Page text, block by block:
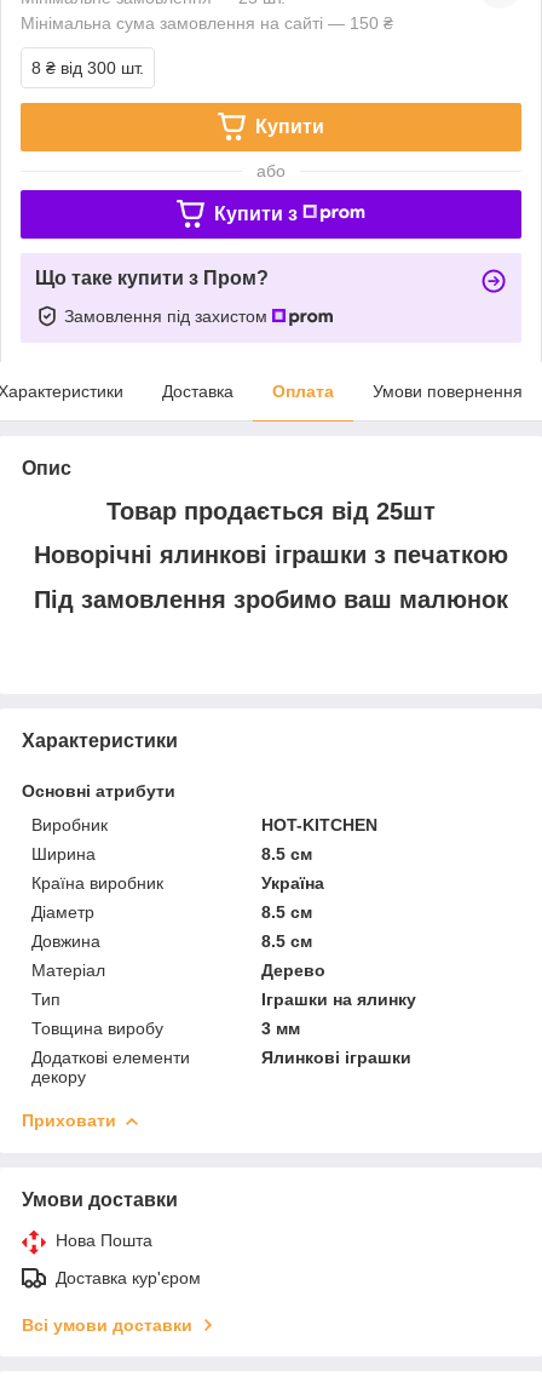
Мінімальна сума замовлення на сайті — 150 ₴
8 ₴ від 300 шт.
Купити
або
Купити з
Що таке купити з Пром?
Замовлення під захистом
Доставка Оплата Умови повернення
Опис
Товар продається від 25шт
Новорічні ялинкові іграшки з печаткою
Під замовлення зробимо ваш малюнок
Характеристики
Основні атрибути
Виробник
HOT-KITCHEN
Ширина
8.5 см
Країна виробник
Україна
Діаметр
8.5 см
Довжина
8.5 см
Матеріал
Дерево
Тип
Іграшки на ялинку
Товщина виробу
3 мм
Додаткові елементи
декору
Ялинкові іграшки
Приховати
Умови доставки
Нова Пошта
Доставка кур'єром
Всі умови доставки